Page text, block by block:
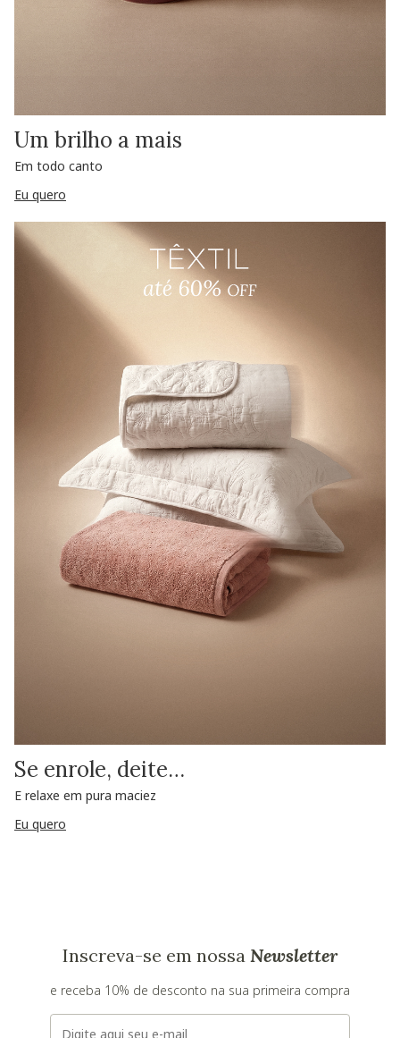
Um brilho a mais
Em todo canto
Eu quero
Se enrole, deite…
E relaxe em pura maciez
Eu quero
Inscreva-se em nossa Newsletter
e receba 10% de desconto na sua primeira compra
E-mail